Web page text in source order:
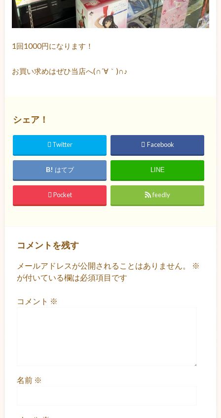
1回1000円になります！
お買い求めはぜひ当店へ(∩´∀｀)∩♪
シェア！
Twitter Facebook
はてブ LINE
Pocket feedly
コメントを残す
メールアドレスが公開されることはありません。
※
が付いている欄は必須項目です
コメント ※
名前 ※